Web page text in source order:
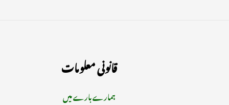
قانونی معلومات
ہمارے بارے میں